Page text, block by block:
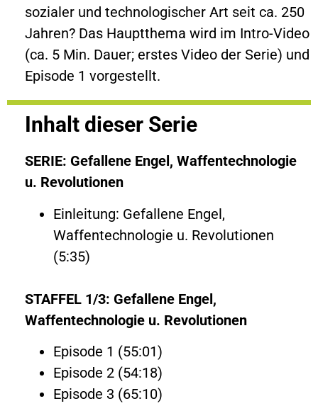
sozialer und technologischer Art seit ca. 250
Jahren? Das Hauptthema wird im Intro-Video
(ca. 5 Min. Dauer; erstes Video der Serie) und
Episode 1 vorgestellt.
Inhalt dieser Serie
SERIE: Gefallene Engel, Waffentechnologie
u. Revolutionen
Einleitung: Gefallene Engel,
Waffentechnologie u. Revolutionen
(5:35)
STAFFEL 1/3: Gefallene Engel,
Waffentechnologie u. Revolutionen
Episode 1 (55:01)
Episode 2 (54:18)
Episode 3 (65:10)